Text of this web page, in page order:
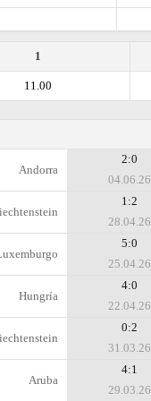
1
11.00
Andorra
2:0
04.06.26
1:2
28.04.26
5:0
25.04.26
Hungría
4:0
22.04.26
0:2
31.03.26
Aruba
4:1
29.03.26